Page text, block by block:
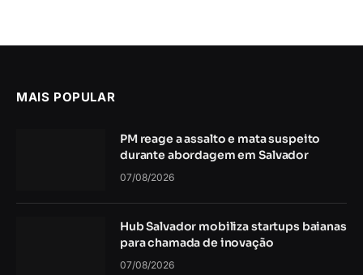
MAIS POPULAR
PM reage a assalto e mata suspeito
durante abordagem em Salvador
07/08/2026
Hub Salvador mobiliza startups baianas
para chamada de inovação
07/08/2026